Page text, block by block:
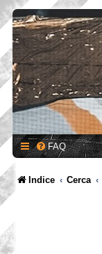
FAQ
Indice Cerca